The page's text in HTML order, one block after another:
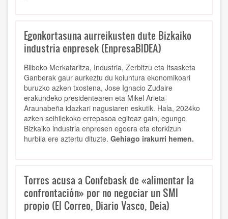
Egonkortasuna aurreikusten dute Bizkaiko
industria enpresek (EnpresaBIDEA)
Bilboko Merkataritza, Industria, Zerbitzu eta Itsasketa
Ganberak gaur aurkeztu du koiuntura ekonomikoari
buruzko azken txostena, Jose Ignacio Zudaire
erakundeko presidentearen eta Mikel Arieta-
Araunabeña idazkari nagusiaren eskutik. Hala, 2024ko
azken seihilekoko errepasoa egiteaz gain, egungo
Bizkaiko industria enpresen egoera eta etorkizun
hurbila ere aztertu dituzte. Gehiago irakurri hemen.
Torres acusa a Confebask de «alimentar la
confrontación» por no negociar un SMI
propio (El Correo, Diario Vasco, Deia)